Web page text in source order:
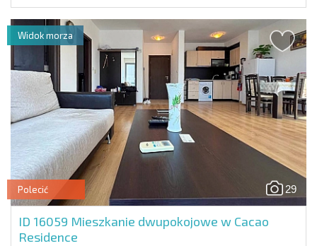
29
Polecić
ID 16059 Mieszkanie dwupokojowe w Cacao
Residence
Widok morza